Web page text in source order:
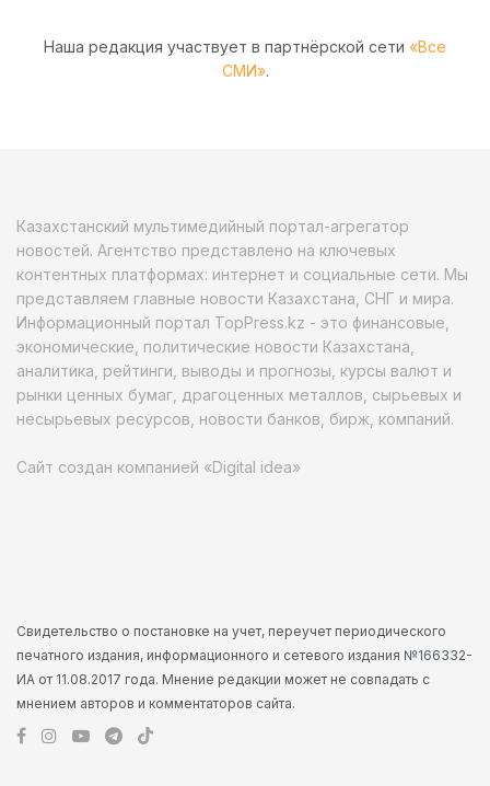
Наша редакция участвует в партнёрской сети «Все
СМИ».
Казахстанский мультимедийный портал-агрегатор
новостей. Агентство представлено на ключевых
контентных платформах: интернет и социальные сети. Мы
представляем главные новости Казахстана, СНГ и мира.
Информационный портал TopPress.kz - это финансовые,
экономические, политические новости Казахстана,
аналитика, рейтинги, выводы и прогнозы, курсы валют и
рынки ценных бумаг, драгоценных металлов, сырьевых и
несырьевых ресурсов, новости банков, бирж, компаний.
Сайт создан компанией «Digital idea»
Свидетельство о постановке на учет, переучет периодического
печатного издания, информационного и сетевого издания №166332-
ИА от 11.08.2017 года. Мнение редакции может не совпадать с
мнением авторов и комментаторов сайта.